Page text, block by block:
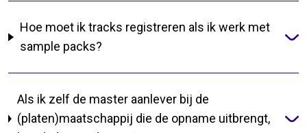
Hoe moet ik tracks registreren als ik werk met
sample packs?
Als ik zelf de master aanlever bij de
(platen)maatschappij die de opname uitbrengt,